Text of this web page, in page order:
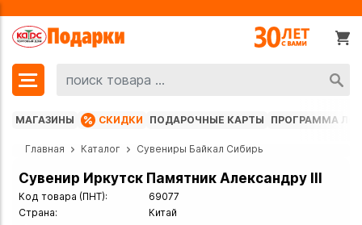
МАГАЗИНЫ СКИДКИ ПОДАРОЧНЫЕ КАРТЫ ПРОГРАММА
Главная Каталог Сувениры Байкал Сибирь
Сувенир Иркутск Памятник Александру III
Код товара (ПНТ):
69077
Страна:
Китай